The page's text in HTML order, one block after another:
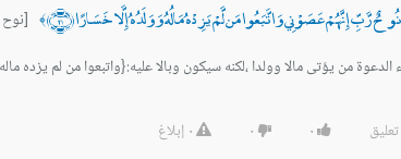
رَّبِّ إِنَّهُمْ عَصَوْنِي وَاتَّبَعُوا مَن لَّمْ يَزِدْهُ مَالُهُ وَوَلَدُهُ إِلَّا خَسَارًا ﴿٢١﴾ ﴾
[نوح
الدعوة من يؤتى مالا وولدا ،لكنه سيكون وبالا عليه:{واتبعوا من لم يزده
تعليق ٠ ٠ ٠ إبلاغ